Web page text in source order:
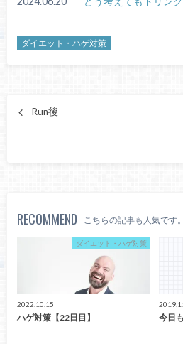
ダイエット・ハゲ対策
Run後
RECOMMEND こちらの記事も人気です。
ダイエット・ハゲ対策
2022.10.15
ハゲ対策【22日目】 今日